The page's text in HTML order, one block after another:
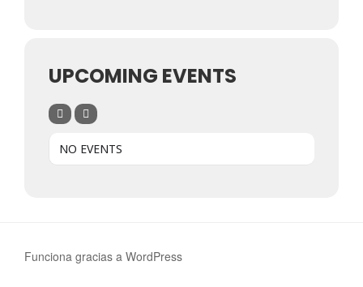
UPCOMING EVENTS
NO EVENTS
Funciona gracias a WordPress